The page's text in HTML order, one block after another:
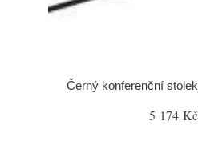
Černý konferenční
5 174 Kč